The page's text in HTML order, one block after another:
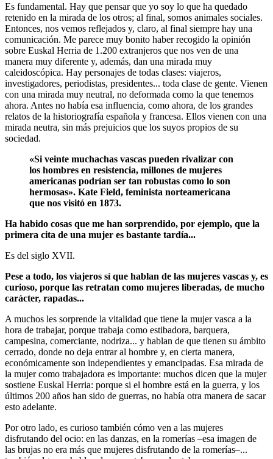
Es fundamental. Hay que pensar que yo soy lo que ha quedado
retenido en la mirada de los otros; al final, somos animales sociales.
Entonces, nos vemos reflejados y, claro, al final siempre hay una
comunicación. Me parece muy bonito haber recogido la opinión
sobre Euskal Herria de 1.200 extranjeros que nos ven de una
manera muy diferente y, además, dan una mirada muy
caleidoscópica. Hay personajes de todas clases: viajeros,
investigadores, periodistas, presidentes... toda clase de gente. Vienen
con una mirada muy neutral, no deformada como la que tenemos
ahora. Antes no había esa influencia, como ahora, de los grandes
relatos de la historiografía española y francesa. Ellos vienen con una
mirada neutra, sin más prejuicios que los suyos propios de su
sociedad.
«Si veinte muchachas vascas pueden rivalizar con
los hombres en resistencia, millones de mujeres
americanas podrían ser tan robustas como lo son
hermosas». Kate Field, feminista norteamericana
que nos visitó en 1873.
Ha habido cosas que me han sorprendido, por ejemplo, que la
primera cita de una mujer es bastante tardía...
Es del siglo XVII.
Pese a todo, los viajeros sí que hablan de las mujeres vascas y, es
curioso, porque las retratan como mujeres liberadas, de mucho
carácter, rapadas...
A muchos les sorprende la vitalidad que tiene la mujer vasca a la
hora de trabajar, porque trabaja como estibadora, barquera,
campesina, comerciante, nodriza... y hablan de que tienen su ámbito
cerrado, donde no deja entrar al hombre y, en cierta manera,
económicamente son independientes y emancipadas. Esa mirada de
la mujer como trabajadora es importante: muchos dicen que la mujer
sostiene Euskal Herria: porque si el hombre está en la guerra, y los
últimos 200 años han sido de guerras, no había otra manera de sacar
esto adelante.
Por otro lado, es curioso también cómo ven a las mujeres
disfrutando del ocio: en las danzas, en la romerías –esa imagen de
las brujas no era más que mujeres disfrutando de la romerías–...